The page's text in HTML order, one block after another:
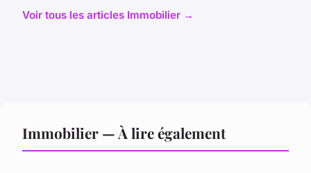
Voir tous les articles Immobilier →
Immobilier — À lire également